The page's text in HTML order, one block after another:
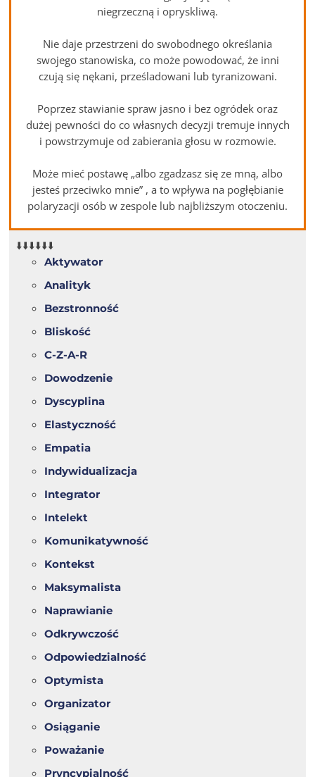
niegrzeczną i opryskliwą.
Nie daje przestrzeni do swobodnego określania
swojego stanowiska, co może powodować, że inni
czują się nękani, prześladowani lub tyranizowani.
Poprzez stawianie spraw jasno i bez ogródek oraz
dużej pewności do co własnych decyzji tremuje innych
i powstrzymuje od zabierania głosu w rozmowie.
Może mieć postawę „albo zgadzasz się ze mną, albo
jesteś przeciwko mnie” , a to wpływa na pogłębianie
polaryzacji osób w zespole lub najbliższym otoczeniu.
⬇️⬇️⬇️⬇️⬇️⬇️
Aktywator
Analityk
Bezstronność
Bliskość
C-Z-A-R
Dowodzenie
Dyscyplina
Elastyczność
Empatia
Indywidualizacja
Integrator
Intelekt
Komunikatywność
Kontekst
Maksymalista
Naprawianie
Odkrywczość
Odpowiedzialność
Optymista
Organizator
Osiąganie
Poważanie
Pryncypialność